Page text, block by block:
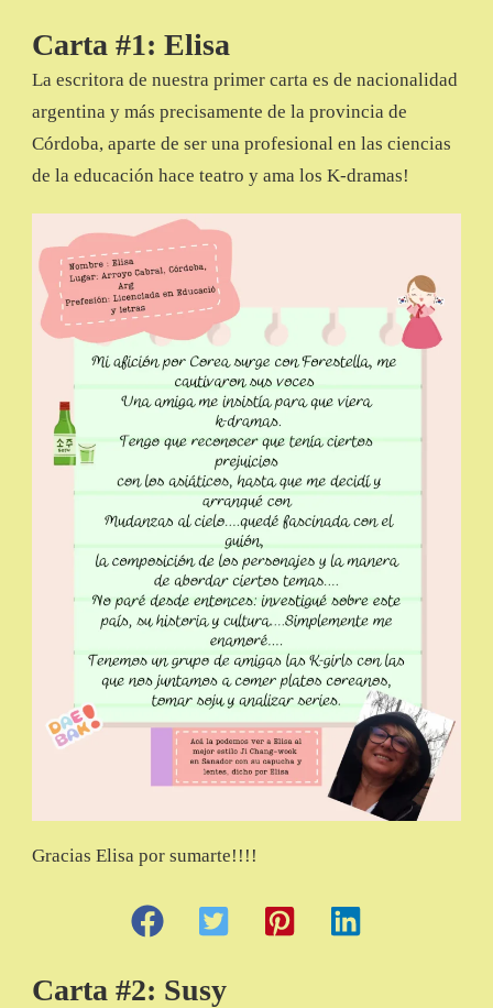
Carta #1: Elisa
La escritora de nuestra primer carta es de nacionalidad
argentina y más precisamente de la provincia de
Córdoba, aparte de ser una profesional en las ciencias
de la educación hace teatro y ama los K-dramas!
Gracias Elisa por sumarte!!!!
Carta #2: Susy